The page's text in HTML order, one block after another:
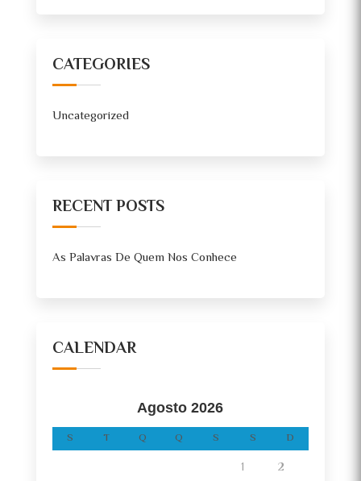
CATEGORIES
Uncategorized
RECENT POSTS
As Palavras De Quem Nos Conhece
CALENDAR
Agosto 2026
S
T Q Q S S D
1 2